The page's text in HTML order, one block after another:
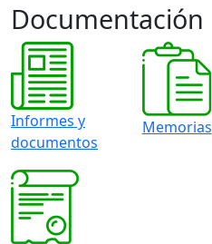
Documentación
Informes y
documentos
Memorias